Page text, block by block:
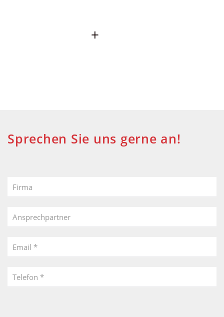
Sprechen Sie uns gerne an!
Firma
Ansprechpartner
Email *
Telefon *